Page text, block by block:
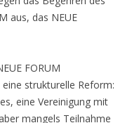
aus, das NEUE
FORUM
strukturelle Reform:
eine Vereinigung mit
mangels Teilnahme